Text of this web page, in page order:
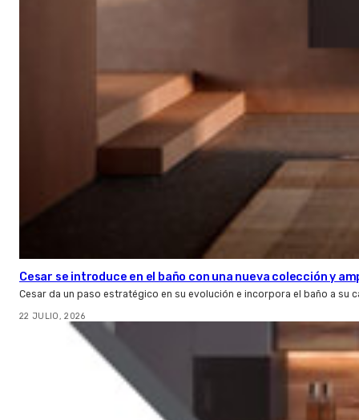
Cesar se introduce en el baño con una nueva colección y
Cesar da un paso estratégico en su evolución e incorpora el baño a su
22 JULIO, 2026